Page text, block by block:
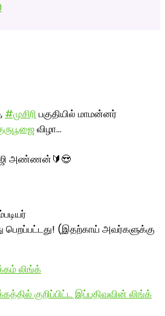
#முசிரி பகுதியில் மாமன்னர்
விழா…
அண்ணன்🔰😍
பெறப்பட்டது! (இதற்காய் அவர்களுக்கு
லிங்க்
குறிப்பிட்ட இப்பதிவுவின் லிங்க்